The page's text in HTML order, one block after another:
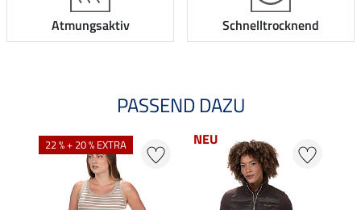
Atmungsaktiv Schnelltrocknend
PASSEND DAZU
22 % + 20 % EXTRA NEU